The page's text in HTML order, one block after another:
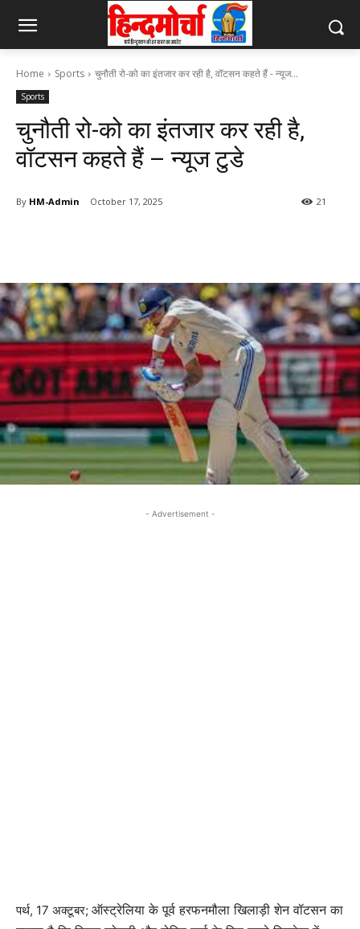
Home Sports चुनौती रो-को का इंतजार कर रही है, वॉटसन कहते हैं - न्यूज...
Sports
चुनौती रो-को का इंतजार कर रही है,
वॉटसन कहते हैं – न्यूज टुडे
By HM-Admin October 17, 2025 21
- Advertisement -
पर्थ, 17 अक्टूबर; ऑस्ट्रेलिया के पूर्व हरफनमौला खिलाड़ी शेन वॉटसन का